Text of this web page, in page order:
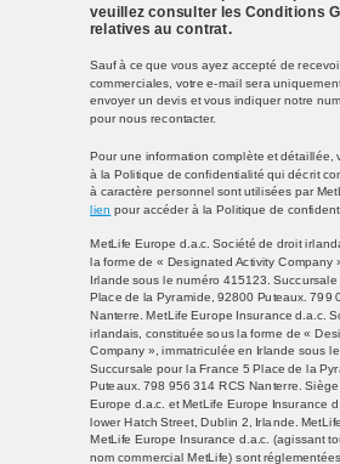
Sauf à ce que vous ayez accepté de
commerciales, votre e-mail sera
envoyer un devis et vous indiquer notre
pour nous recontacter.
Pour une information complète et détaillée,
à la Politique de confidentialité qui décrit
à caractère personnel sont utilisées par
lien pour accéder à la Politique de
MetLife Europe d.a.c. Société de droit
la forme de « Designated Activity Company
Irlande sous le numéro 415123.
Place de la Pyramide, 92800 Puteaux. 799
Nanterre. MetLife Europe Insurance d.a.c.
irlandais, constituée sous la forme de «
Company », immatriculée en Irlande sous
Succursale pour la France 5 Place de la
Puteaux. 798 956 314 RCS Nanterre.
Europe d.a.c. et MetLife Europe Insurance
lower Hatch Street, Dublin 2, Irlande.
MetLife Europe Insurance d.a.c. (agissant
nom commercial MetLife) sont
veuillez consulter les Conditions
relatives au contrat.